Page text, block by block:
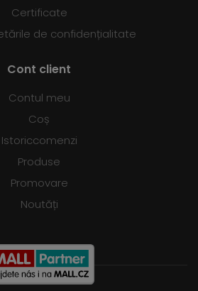
Certificate
de confidențialitate
Cont client
Contul meu
Coș
Istoriccomenzi
Produse
Promovare
Noutăți